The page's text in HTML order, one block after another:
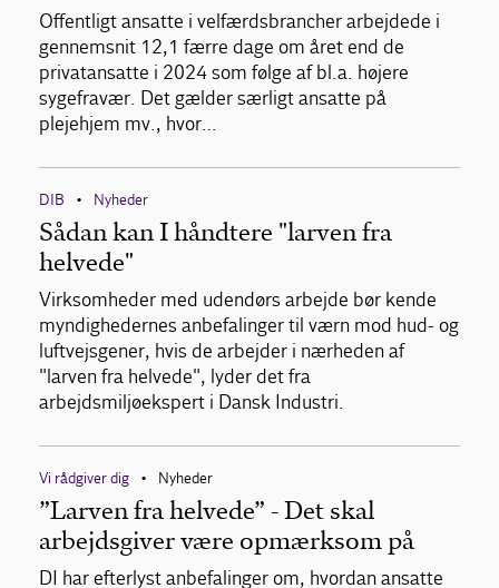
Offentligt ansatte i velfærdsbrancher arbejdede i
gennemsnit 12,1 færre dage om året end de
privatansatte i 2024 som følge af bl.a. højere
sygefravær. Det gælder særligt ansatte på
plejehjem mv., hvor…
DIB • Nyheder
Sådan kan I håndtere "larven fra
helvede"
Virksomheder med udendørs arbejde bør kende
myndighedernes anbefalinger til værn mod hud- og
luftvejsgener, hvis de arbejder i nærheden af
"larven fra helvede", lyder det fra
arbejdsmiljøekspert i Dansk Industri.
Vi rådgiver dig • Nyheder
”Larven fra helvede” - Det skal
arbejdsgiver være opmærksom på
DI har efterlyst anbefalinger om, hvordan ansatte